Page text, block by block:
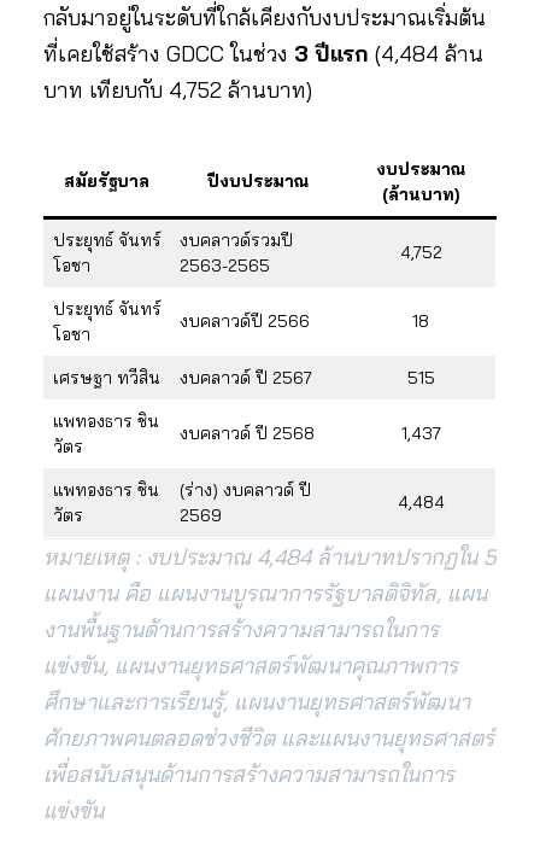
กลับมาอยู่ในระดับที่ใกล้เคียงกับงบประมาณเริ่มต้น
ที่เคยใช้สร้าง GDCC ในช่วง 3 ปีแรก (4,484 ล้าน
บาท เทียบกับ 4,752 ล้านบาท)
สมัยรัฐบาล ปีงบประมาณ
งบประมาณ
(ล้านบาท)
ประยุทธ์ จันทร์
โอชา
งบคลาวด์รวมปี
2563-2565
4,752
ประยุทธ์ จันทร์
โอชา
งบคลาวด์ปี 2566 18
เศรษฐา ทวีสิน งบคลาวด์ ปี 2567
515
แพทองธาร ชิน
วัตร
งบคลาวด์ ปี 2568 1,437
แพทองธาร ชิน
วัตร
(ร่าง) งบคลาวด์ ปี
2569
4,484
หมายเหตุ : งบประมาณ 4,484 ล้านบาทปรากฏใน 5
แผนงาน คือ แผนงานบูรณาการรัฐบาลดิจิทัล, แผน
งานพื้นฐานด้านการสร้างความสามารถในการ
แข่งขัน, แผนงานยุทธศาสตร์พัฒนาคุณภาพการ
ศึกษาและการเรียนรู้, แผนงานยุทธศาสตร์พัฒนา
ศักยภาพคนตลอดช่วงชีวิต และแผนงานยุทธศาสตร์
เพื่อสนับสนุนด้านการสร้างความสามารถในการ
แข่งขัน